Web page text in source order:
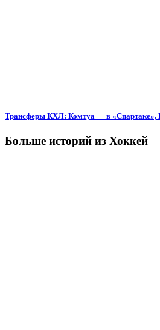
Трансферы КХЛ: Комтуа — в «Спартаке»,
Больше историй из Хоккей